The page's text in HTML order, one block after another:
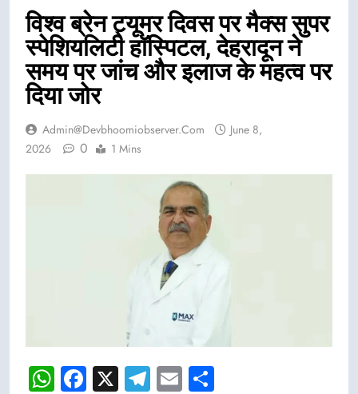
विश्व ब्रेन ट्यूमर दिवस पर मैक्स सुपर
स्पेशियलिटी हॉस्पिटल, देहरादून ने
समय पर जांच और इलाज के महत्व पर
दिया जोर
Admin@devbhoomiobserver.com
June 8,
2026
0 1 Mins
WhatsApp
Facebook
X Telegram
Email